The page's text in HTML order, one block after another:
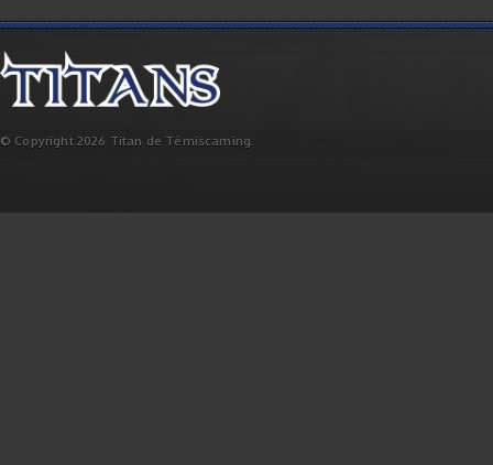
© Copyright 2026 Titan de Témiscaming.